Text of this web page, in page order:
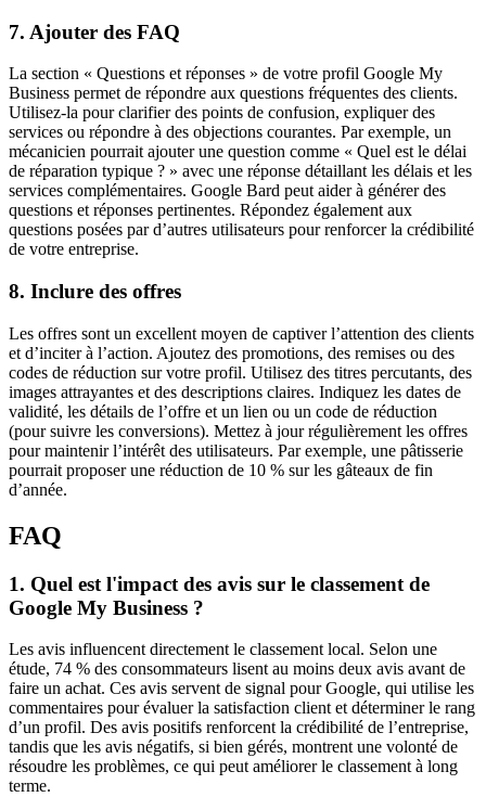
7. Ajouter des FAQ
La section « Questions et réponses » de votre profil Google My
Business permet de répondre aux questions fréquentes des clients.
Utilisez-la pour clarifier des points de confusion, expliquer des
services ou répondre à des objections courantes. Par exemple, un
mécanicien pourrait ajouter une question comme « Quel est le délai
de réparation typique ? » avec une réponse détaillant les délais et les
services complémentaires. Google Bard peut aider à générer des
questions et réponses pertinentes. Répondez également aux
questions posées par d’autres utilisateurs pour renforcer la crédibilité
de votre entreprise.
8. Inclure des offres
Les offres sont un excellent moyen de captiver l’attention des clients
et d’inciter à l’action. Ajoutez des promotions, des remises ou des
codes de réduction sur votre profil. Utilisez des titres percutants, des
images attrayantes et des descriptions claires. Indiquez les dates de
validité, les détails de l’offre et un lien ou un code de réduction
(pour suivre les conversions). Mettez à jour régulièrement les offres
pour maintenir l’intérêt des utilisateurs. Par exemple, une pâtisserie
pourrait proposer une réduction de 10 % sur les gâteaux de fin
d’année.
FAQ
1. Quel est l'impact des avis sur le classement de
Google My Business ?
Les avis influencent directement le classement local. Selon une
étude, 74 % des consommateurs lisent au moins deux avis avant de
faire un achat. Ces avis servent de signal pour Google, qui utilise les
commentaires pour évaluer la satisfaction client et déterminer le rang
d’un profil. Des avis positifs renforcent la crédibilité de l’entreprise,
tandis que les avis négatifs, si bien gérés, montrent une volonté de
résoudre les problèmes, ce qui peut améliorer le classement à long
terme.